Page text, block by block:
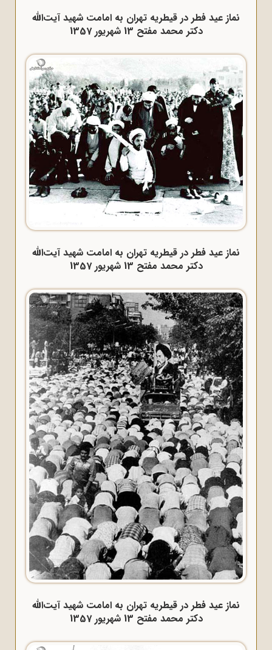
نماز عید فطر در قیطریه تهران به امامت شهید آیت‌الله
دکتر محمد مفتح 13 شهریور 1357
نماز عید فطر در قیطریه تهران به امامت شهید آیت‌الله
دکتر محمد مفتح 13 شهریور 1357
نماز عید فطر در قیطریه تهران به امامت شهید آیت‌الله
دکتر محمد مفتح 13 شهریور 1357